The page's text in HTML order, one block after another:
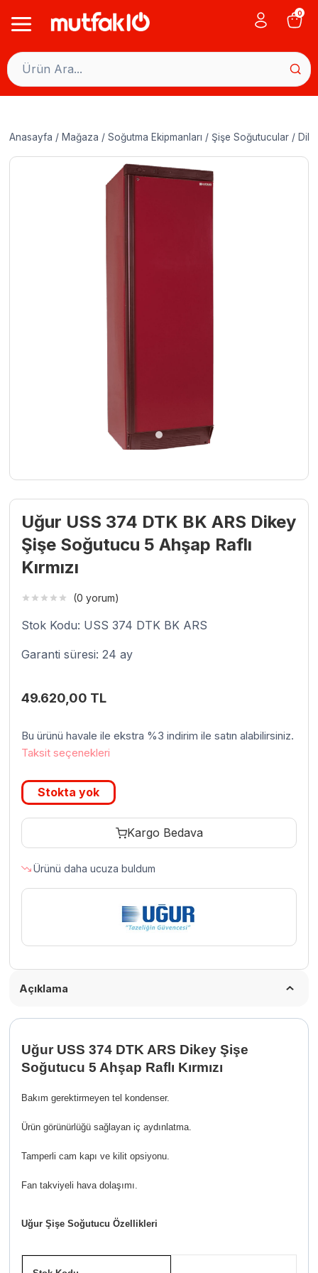
0
Anasayfa / Mağaza / Soğutma Ekipmanları / Şişe Soğutucular /
Uğur USS 374 DTK BK ARS Dikey
Şişe Soğutucu 5 Ahşap Raflı
Kırmızı
(0 yorum)
Stok Kodu: USS 374 DTK BK ARS
Garanti süresi: 24 ay
49.620,00 TL
Bu ürünü havale ile ekstra %3 indirim ile satın alabilirsiniz.
Taksit seçenekleri
Stokta yok
Kargo Bedava
Ürünü daha ucuza buldum
Açıklama
Uğur USS 374 DTK ARS Dikey Şişe
Soğutucu 5 Ahşap Raflı Kırmızı
Bakım gerektirmeyen tel kondenser.
Ürün görünürlüğü sağlayan iç aydınlatma.
Tamperli cam kapı ve kilit opsiyonu.
Fan takviyeli hava dolaşımı.
Uğur Şişe Soğutucu Özellikleri